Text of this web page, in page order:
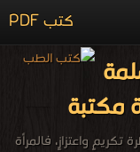
كتب PDF
واعتزازٍ، فالمرأة
والجدة والزوجة